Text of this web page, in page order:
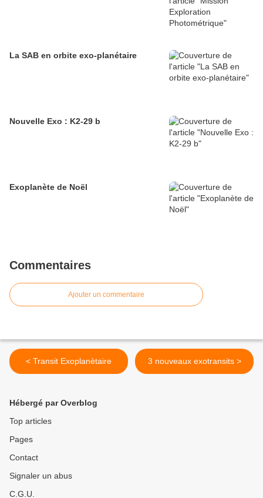
La SAB en orbite exo-planétaire
Nouvelle Exo : K2-29 b
Exoplanète de Noël
Commentaires
Ajouter un commentaire
< Transit Exoplanètaire 3 nouveaux exotransits >
Hébergé par Overblog
Top articles
Pages
Contact
Signaler un abus
C.G.U.